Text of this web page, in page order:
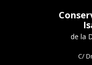
de la
C/